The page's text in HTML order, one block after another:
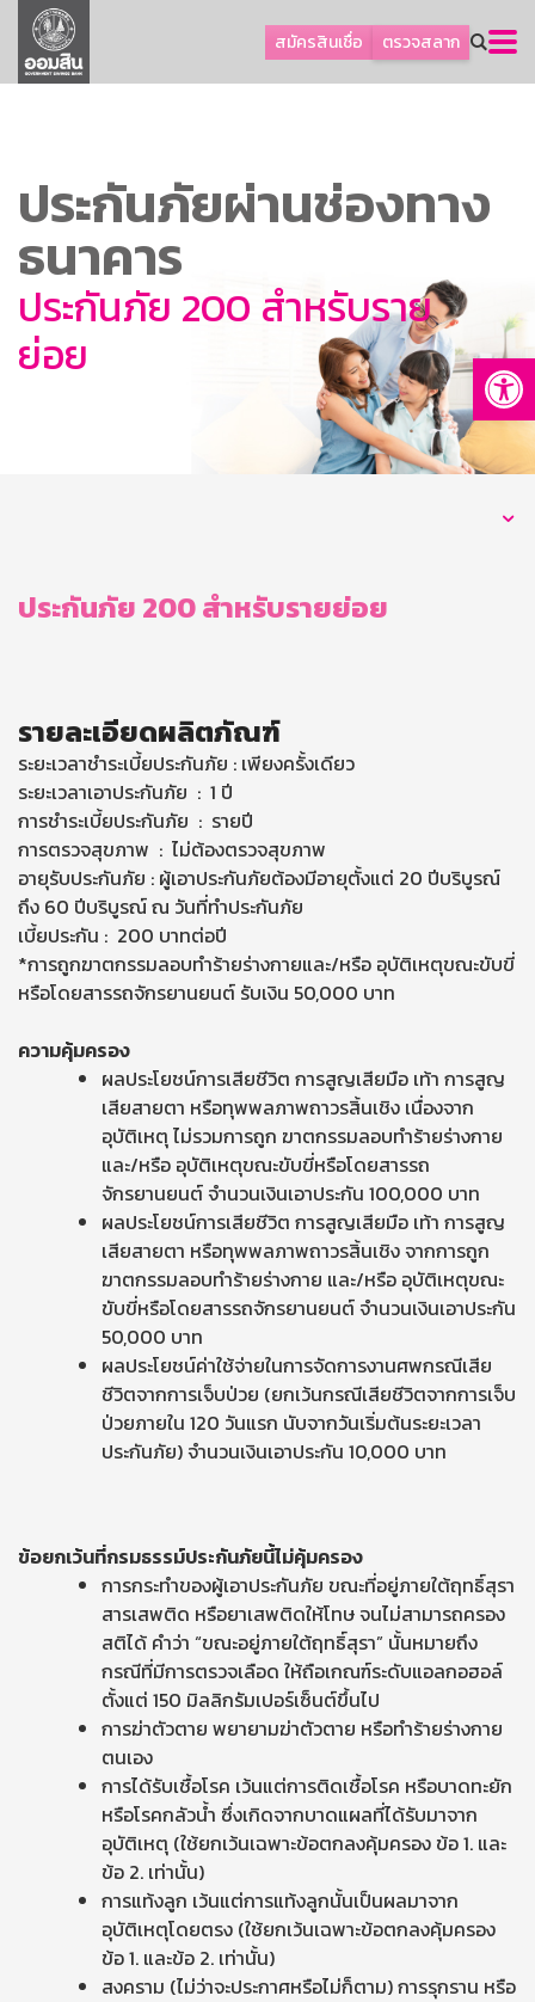
สมัครสินเชื่อ ตรวจสลาก
ลูกค้าธุรกิจ
ลูกค้าผู้ประกอบรายย่อย
เกี่ยวกับธนาคาร
การพัฒนาที่ยั่งยืน
ข่าวสาร
บริการทางการเงิน
อื่นๆ
ประกันภัยผ่านช่องทาง
ธนาคาร
ประกันภัย 200 สำหรับราย
ย่อย
ประกันภัย 200 สำหรับรายย่อย
รายละเอียดผลิตภัณฑ์
ระยะเวลาชำระเบี้ยประกันภัย : เพียงครั้งเดียว
ระยะเวลาเอาประกันภัย : 1 ปี
การชำระเบี้ยประกันภัย : รายปี
การตรวจสุขภาพ : ไม่ต้องตรวจสุขภาพ
อายุรับประกันภัย : ผู้เอาประกันภัยต้องมีอายุตั้งแต่ 20 ปีบริบูรณ์
ถึง 60 ปีบริบูรณ์ ณ วันที่ทำประกันภัย
เบี้ยประกัน : 200 บาทต่อปี
*การถูกฆาตกรรมลอบทำร้ายร่างกายและ/หรือ อุบัติเหตุขณะขับขี่
หรือโดยสารรถจักรยานยนต์ รับเงิน 50,000 บาท
ความคุ้มครอง
ผลประโยชน์การเสียชีวิต การสูญเสียมือ เท้า การสูญ
เสียสายตา หรือทุพพลภาพถาวรสิ้นเชิง เนื่องจาก
อุบัติเหตุ ไม่รวมการถูก ฆาตกรรมลอบทำร้ายร่างกาย
และ/หรือ อุบัติเหตุขณะขับขี่หรือโดยสารรถ
จักรยานยนต์ จำนวนเงินเอาประกัน 100,000 บาท
ผลประโยชน์การเสียชีวิต การสูญเสียมือ เท้า การสูญ
เสียสายตา หรือทุพพลภาพถาวรสิ้นเชิง จากการถูก
ฆาตกรรมลอบทำร้ายร่างกาย และ/หรือ อุบัติเหตุขณะ
ขับขี่หรือโดยสารรถจักรยานยนต์ จำนวนเงินเอาประกัน
50,000 บาท
ผลประโยชน์ค่าใช้จ่ายในการจัดการงานศพกรณีเสีย
ชีวิตจากการเจ็บป่วย (ยกเว้นกรณีเสียชีวิตจากการเจ็บ
ป่วยภายใน 120 วันแรก นับจากวันเริ่มต้นระยะเวลา
ประกันภัย) จำนวนเงินเอาประกัน 10,000 บาท
ข้อยกเว้นที่กรมธรรม์ประกันภัยนี้ไม่คุ้มครอง
การกระทำของผู้เอาประกันภัย ขณะที่อยู่ภายใต้ฤทธิ์สุรา
สารเสพติด หรือยาเสพติดให้โทษ จนไม่สามารถครอง
สติได้ คำว่า “ขณะอยู่ภายใต้ฤทธิ์สุรา” นั้นหมายถึง
กรณีที่มีการตรวจเลือด ให้ถือเกณฑ์ระดับแอลกอฮอล์
ตั้งแต่ 150 มิลลิกรัมเปอร์เซ็นต์ขึ้นไป
การฆ่าตัวตาย พยายามฆ่าตัวตาย หรือทำร้ายร่างกาย
ตนเอง
การได้รับเชื้อโรค เว้นแต่การติดเชื้อโรค หรือบาดทะยัก
หรือโรคกลัวน้ำ ซึ่งเกิดจากบาดแผลที่ได้รับมาจาก
อุบัติเหตุ (ใช้ยกเว้นเฉพาะข้อตกลงคุ้มครอง ข้อ 1. และ
ข้อ 2. เท่านั้น)
การแท้งลูก เว้นแต่การแท้งลูกนั้นเป็นผลมาจาก
อุบัติเหตุโดยตรง (ใช้ยกเว้นเฉพาะข้อตกลงคุ้มครอง
ข้อ 1. และข้อ 2. เท่านั้น)
สงคราม (ไม่ว่าจะประกาศหรือไม่ก็ตาม) การรุกราน หรือ